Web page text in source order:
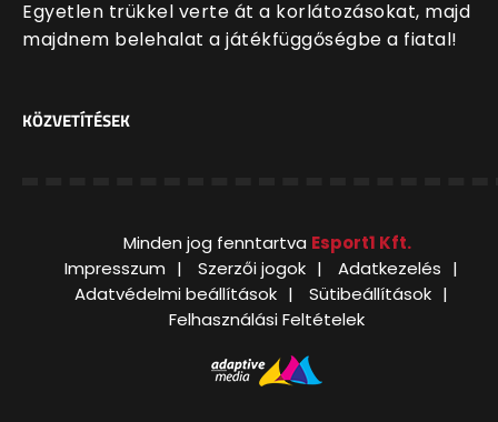
Egyetlen trükkel verte át a korlátozásokat, majd
majdnem belehalat a játékfüggőségbe a fiatal!
KÖZVETÍTÉSEK
Minden jog fenntartva Esport1 Kft.
Impresszum
Szerzői jogok
Adatkezelés
Adatvédelmi beállítások
Sütibeállítások
Felhasználási Feltételek